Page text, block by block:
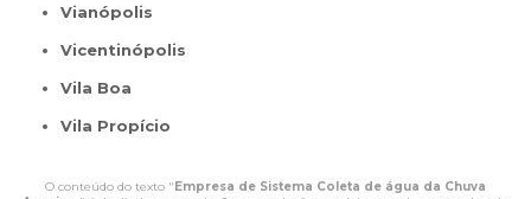
Vianópolis
Vicentinópolis
Vila Boa
Vila Propício
O conteúdo do texto " Empresa de Sistema Coleta de água da Chuva